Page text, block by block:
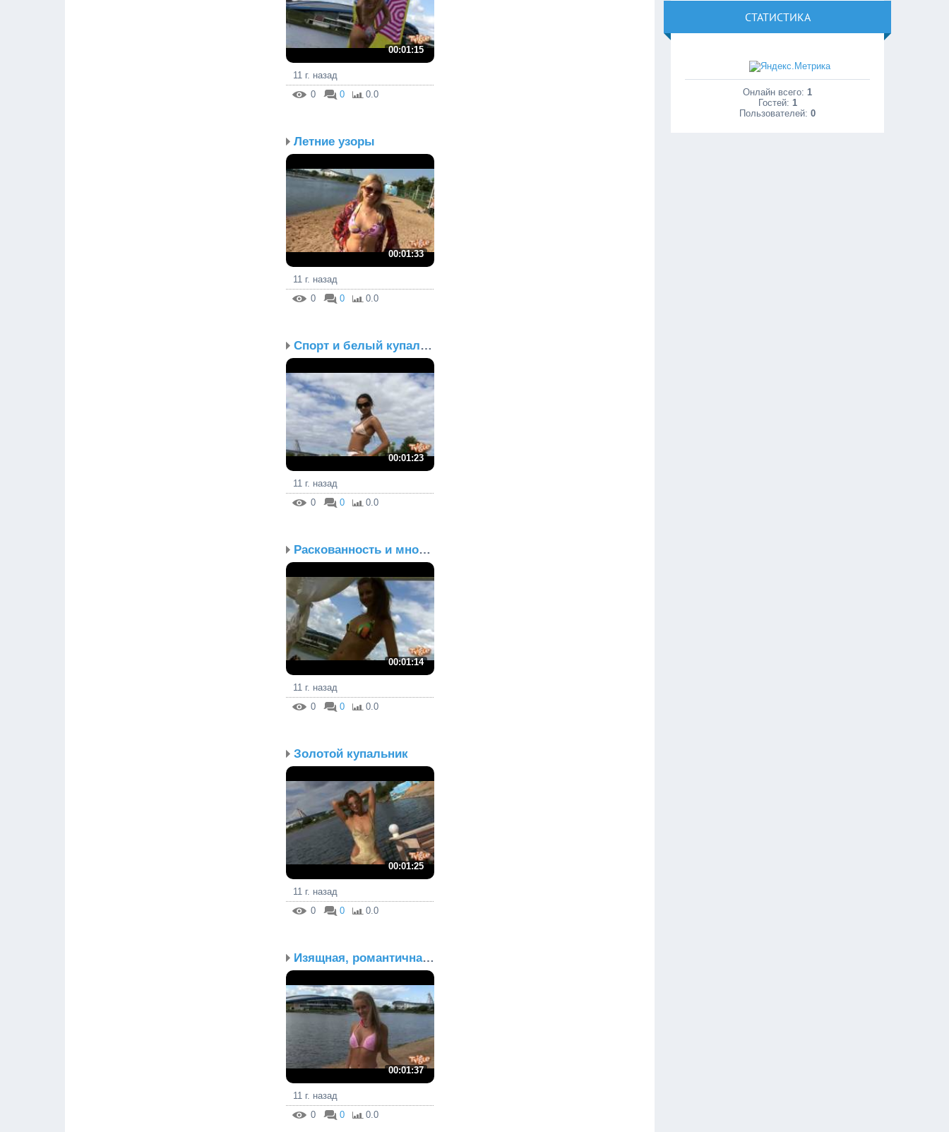
00:01:15
11 г. назад
0
0 0.0
Летние узоры
00:01:33
11 г. назад
0
0 0.0
Спорт и белый купальник
00:01:23
11 г. назад
0
0 0.0
Раскованность и много ц...
00:01:14
11 г. назад
0
0 0.0
Золотой купальник
00:01:25
11 г. назад
0
0 0.0
Изящная, романтичная, и...
00:01:37
11 г. назад
0
0 0.0
СТАТИСТИКА
Онлайн всего: 1
Гостей: 1
Пользователей:0